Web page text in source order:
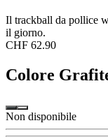
Il trackball da pollice
il giorno.
CHF 62.90
Colore
Non disponibile